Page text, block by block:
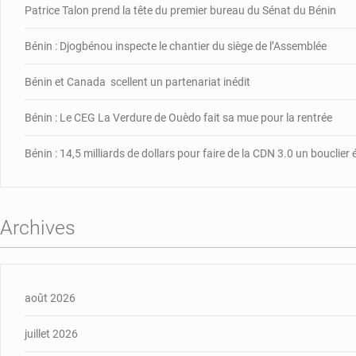
Patrice Talon prend la tête du premier bureau du Sénat du Bénin
Bénin : Djogbénou inspecte le chantier du siège de l’Assemblée
Bénin et Canada scellent un partenariat inédit
Bénin : Le CEG La Verdure de Ouèdo fait sa mue pour la rentrée
Bénin : 14,5 milliards de dollars pour faire de la CDN 3.0 un bouclier
Archives
août 2026
juillet 2026